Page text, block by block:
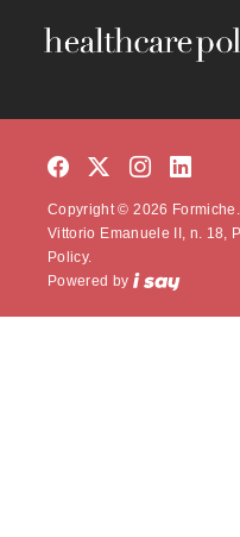
Copyright © 2026
Vittorio Emanuele II, n. 18,
Policy.
Powered by